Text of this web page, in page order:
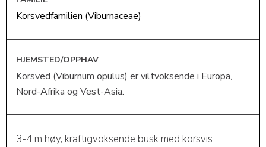
Korsvedfamilien (Viburnaceae)
HJEMSTED/OPPHAV
Korsved (Viburnum opulus) er viltvoksende i Europa,
Nord-Afrika og Vest-Asia.
3-4 m høy, kraftigvoksende busk med korsvis